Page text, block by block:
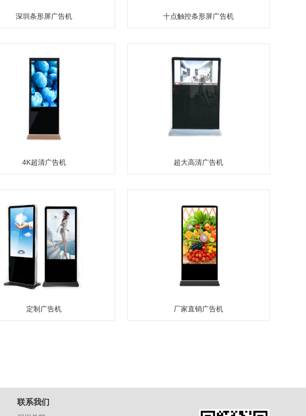
深圳条形屏广告机 十点触控条形屏广告机
4K超清广告机 超大高清广告机
定制广告机 厂家直销广告机
联系我们